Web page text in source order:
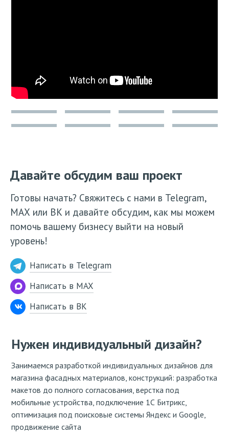
Давайте обсудим ваш проект
Готовы начать? Свяжитесь с нами в Telegram,
МАХ или ВК и давайте обсудим, как мы можем
помочь вашему бизнесу выйти на новый
уровень!
Написать в Telegram
Написать в MAX
Написать в ВК
Нужен индивидуальный дизайн?
Занимаемся разработкой индивидуальных дизайнов для
магазина фасадных материалов, конструкций: разработка
макетов до полного согласования, верстка под
мобильные устройства, подключение 1С Битрикс,
оптимизация под поисковые системы Яндекс и Google,
продвижение сайта